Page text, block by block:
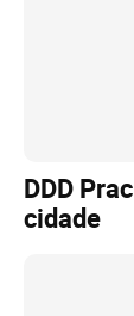
DDD
cidade